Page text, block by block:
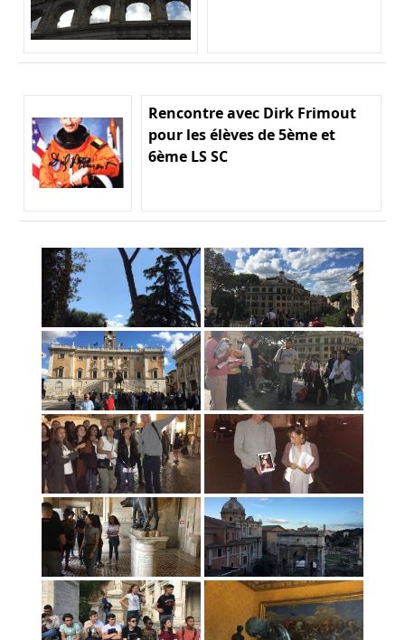
Rencontre avec Dirk Frimout
pour les élèves de 5ème et
6ème LS SC